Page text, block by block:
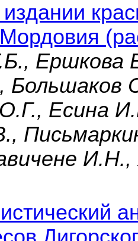
Есина
И.Н.,